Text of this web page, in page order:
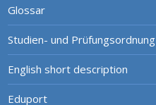
Glossar
Studien- und Prüfungsordnung
English short description
Eduport